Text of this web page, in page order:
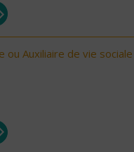
ou Auxiliaire de vie